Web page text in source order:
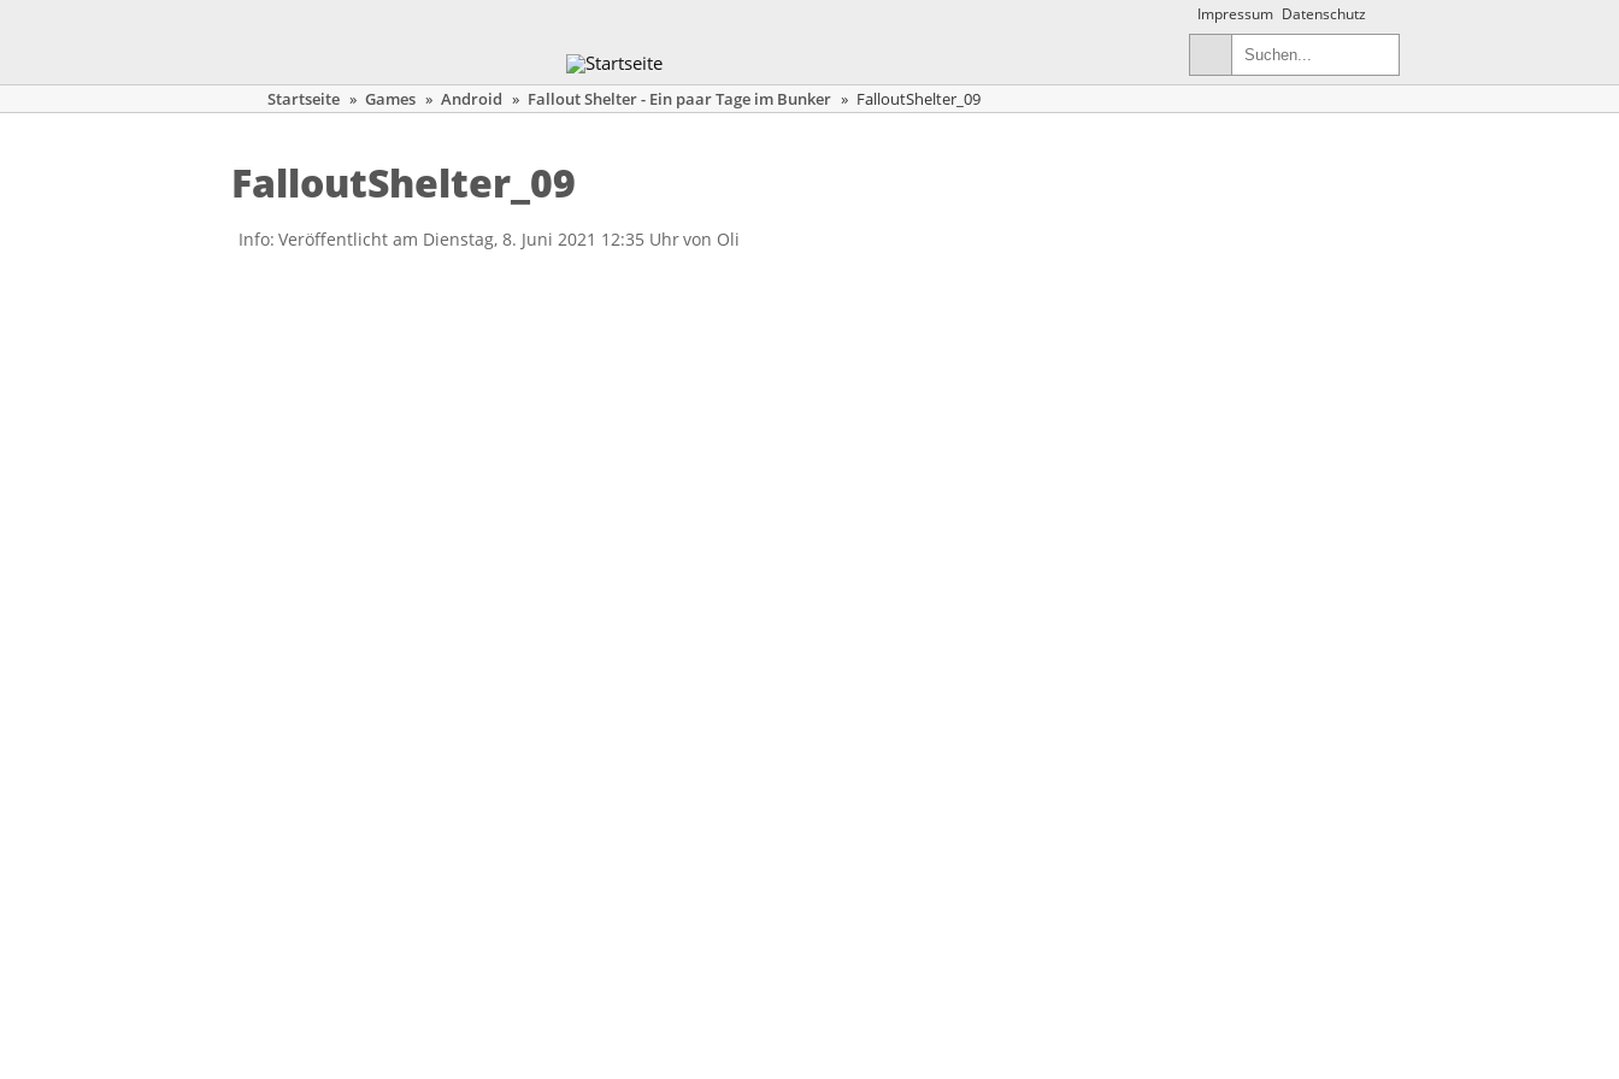
Impressum Datenschutz
Startseite » Games » Android » Fallout Shelter - Ein paar Tage im Bunker » FalloutShelter_09
FalloutShelter_09
Info: Veröffentlicht am Dienstag, 8. Juni 2021 12:35 Uhrvon Oli